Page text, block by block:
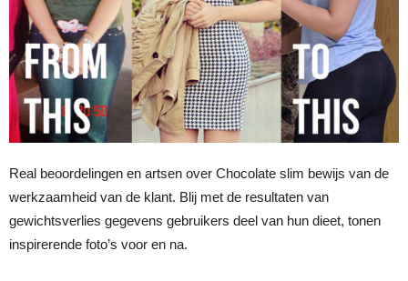
Real beoordelingen en artsen over Chocolate slim bewijs van de
werkzaamheid van de klant. Blij met de resultaten van
gewichtsverlies gegevens gebruikers deel van hun dieet, tonen
inspirerende foto’s voor en na.